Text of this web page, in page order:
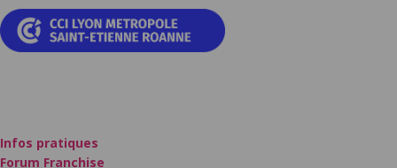
Infos pratiques
Forum Franchise